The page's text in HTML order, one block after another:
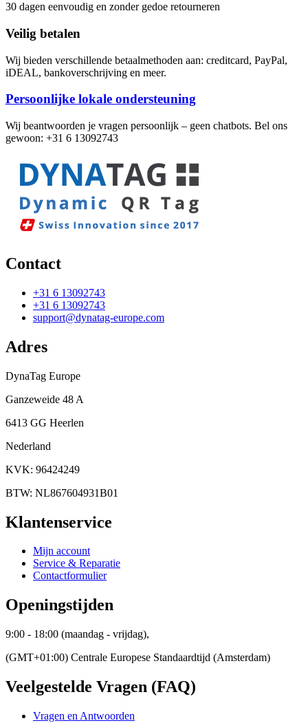
30 dagen eenvoudig en zonder gedoe retourneren
Veilig betalen
Wij bieden verschillende betaalmethoden aan: creditcard, PayPal,
iDEAL, bankoverschrijving en meer.
Persoonlijke lokale ondersteuning
Wij beantwoorden je vragen persoonlijk – geen chatbots. Bel ons
gewoon: +31 6 13092743
Contact
+31 6 13092743
+31 6 13092743
support@dynatag-europe.com
Adres
DynaTag Europe
Ganzeweide 48 A
6413 GG Heerlen
Nederland
KVK: 96424249
BTW: NL867604931B01
Klantenservice
Mijn account
Service & Reparatie
Contactformulier
Openingstijden
9:00 - 18:00 (maandag - vrijdag),
(GMT+01:00) Centrale Europese Standaardtijd (Amsterdam)
Veelgestelde Vragen (FAQ)
Vragen en Antwoorden